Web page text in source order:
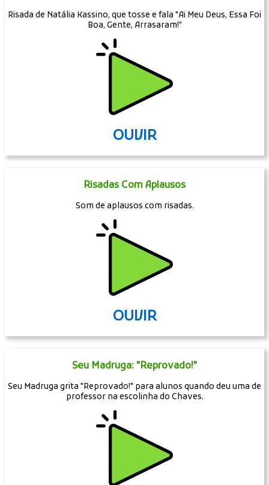
Risada de Natália Kassino, que tosse e fala "Ai Meu Deus, Essa Foi
Boa, Gente, Arrasaram!"
OUVIR
Risadas Com Aplausos
Som de aplausos com risadas.
OUVIR
Seu Madruga: "Reprovado!"
Seu Madruga grita "Reprovado!" para alunos quando deu uma de
professor na escolinha do Chaves.